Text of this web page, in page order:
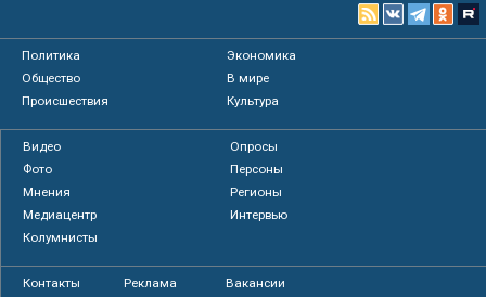
Политика
Экономика
Общество
В мире
Происшествия
Культура
Видео
Опросы
Фото
Персоны
Мнения
Регионы
Медиацентр
Интервью
Колумнисты
Контакты Реклама Вакансии